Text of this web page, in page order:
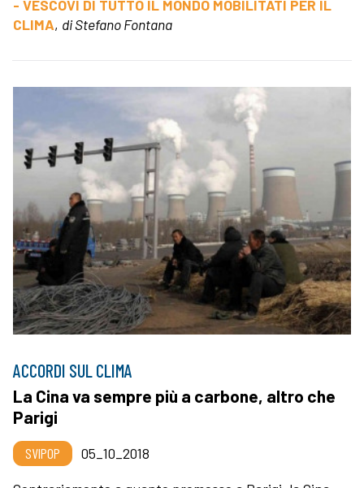
- VESCOVI DI TUTTO IL MONDO MOBILITATI PER IL
CLIMA, di Stefano Fontana
ACCORDI SUL CLIMA
La Cina va sempre più a carbone, altro che
Parigi
SVIPOP
05_10_2018